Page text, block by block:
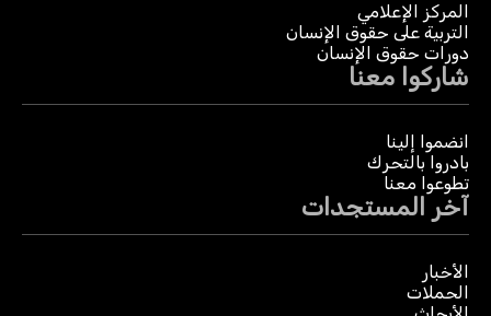
المركز الإعلامي
التربية على حقوق الإنسان
دورات حقوق الإنسان
شاركوا معنا
انضموا إلينا
بادروا بالتحرك
تطوعوا معنا
آخر المستجدات
الأخبار
الحملات